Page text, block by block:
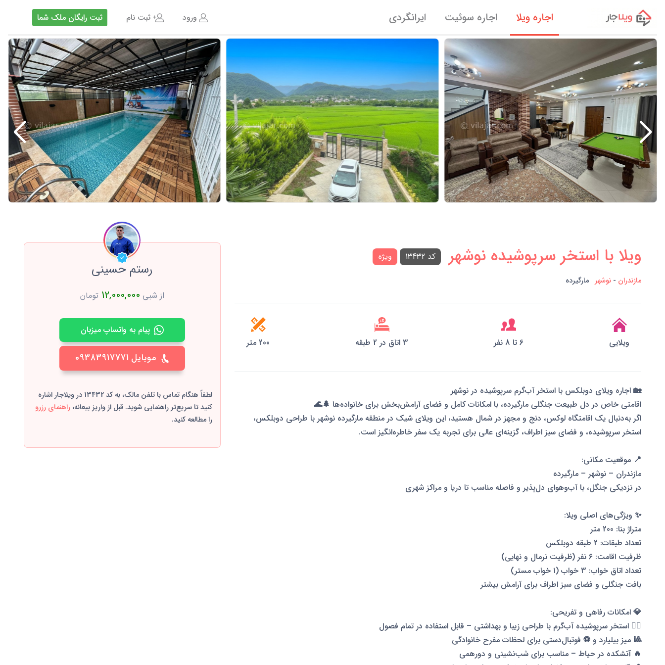
اجاره ویلا اجاره سوئیت ایرانگردی ورود ثبت نام ثبت رایگان ملک شما
ویلا با استخر سرپوشیده نوشهر کد 13432 ویژه
مازندران - نوشهر مارگیرده
ویلایی 6 تا 8 نفر 3 اتاق در 2 طبقه 200 متر
🏡 اجاره ویلای دوبلکس با استخر آب‌گرم سرپوشیده در نوشهر
اقامتی خاص در دل طبیعت جنگلی مارگیرده، با امکانات کامل و فضای آرامش‌بخش برای خانواده‌ها 🌲🌊
اگر به‌دنبال یک اقامتگاه لوکس، دنج و مجهز در شمال هستید، این ویلای شیک در منطقه مارگیرده نوشهر با طراحی دوبلکس،
استخر سرپوشیده، و فضای سبز اطراف، گزینه‌ای عالی برای تجربه یک سفر خاطره‌انگیز است.
📍 موقعیت مکانی:
مازندران – نوشهر – مارگیرده
در نزدیکی جنگل، با آب‌وهوای دل‌پذیر و فاصله مناسب تا دریا و مراکز شهری
✨ ویژگی‌های اصلی ویلا:
متراژ بنا: 200 متر
تعداد طبقات: 2 طبقه دوبلکس
ظرفیت اقامت: 6 نفر (ظرفیت نرمال و نهایی)
تعداد اتاق خواب: 3 خواب (۱ خواب مستر)
بافت جنگلی و فضای سبز اطراف برای آرامش بیشتر
💎 امکانات رفاهی و تفریحی:
🏊‍♂️ استخر سرپوشیده آب‌گرم با طراحی زیبا و بهداشتی – قابل استفاده در تمام فصول
🎱 میز بیلیارد و ⚽ فوتبال‌دستی برای لحظات مفرح خانوادگی
🔥 آتشکده در حیاط – مناسب برای شب‌نشینی و دورهمی
رستم حسینی
از شبی 12,000,000 تومان
پیام به واتساپ میزبان
موبایل 09383917771
لطفاً هنگام تماس با تلفن مالک، به کد 13432 در ویلاجار اشاره
کنید تا سریع‌تر راهنمایی شوید. قبل از واریز بیعانه،راهنمای رزرو
را مطالعه کنید.